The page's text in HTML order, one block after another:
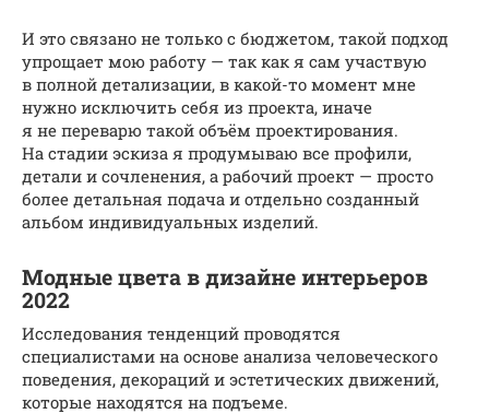
И это связано не только с бюджетом, такой подход
упрощает мою работу — так как я сам участвую
в полной детализации, в какой-то момент мне
нужно исключить себя из проекта, иначе
я не переварю такой объём проектирования.
На стадии эскиза я продумываю все профили,
детали и сочленения, а рабочий проект — просто
более детальная подача и отдельно созданный
альбом индивидуальных изделий.
Модные цвета в дизайне интерьеров
2022
Исследования тенденций проводятся
специалистами на основе анализа человеческого
поведения, декораций и эстетических движений,
которые находятся на подъеме.